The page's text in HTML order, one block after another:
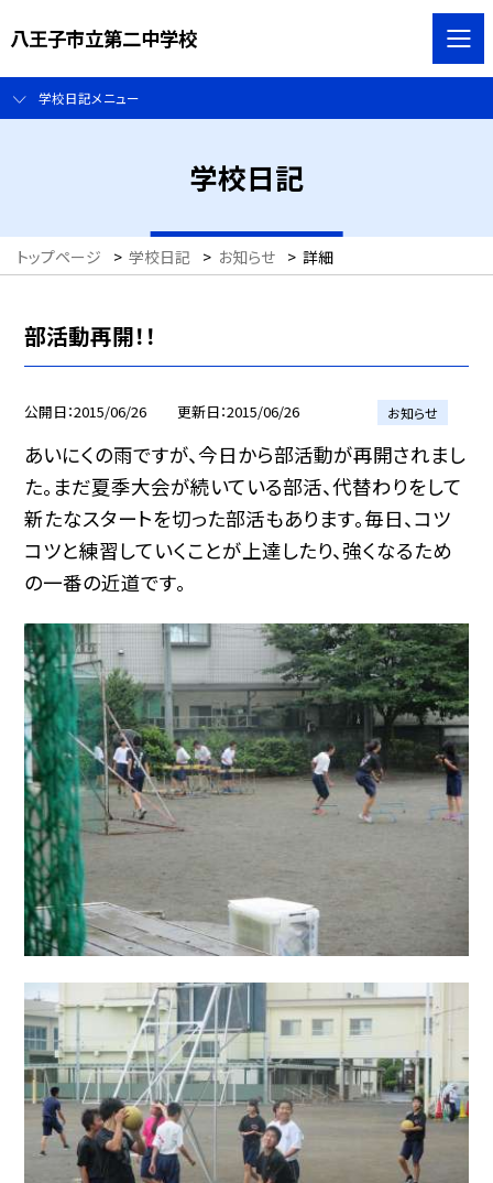
八王子市立第二中学校
学校日記メニュー
学校日記
トップページ > 学校日記 > お知らせ > 詳細
部活動再開！！
公開日 2015/06/26 更新日 2015/06/26 お知らせ
あいにくの雨ですが、今日から部活動が再開されまし
た。まだ夏季大会が続いている部活、代替わりをして
新たなスタートを切った部活もあります。毎日、コツ
コツと練習していくことが上達したり、強くなるため
の一番の近道です。